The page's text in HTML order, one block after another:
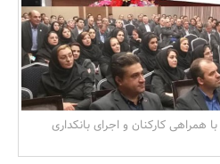
همراهی کارکنان و اجرای بانکداری